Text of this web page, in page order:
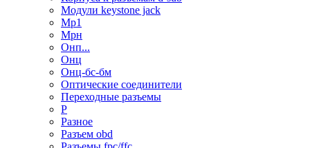
Модули keystone jack
Мр1
Мрн
Онп...
Онц
Онц-бс-бм
Оптические соединители
Переходные разъемы
Р
Разное
Разъем obd